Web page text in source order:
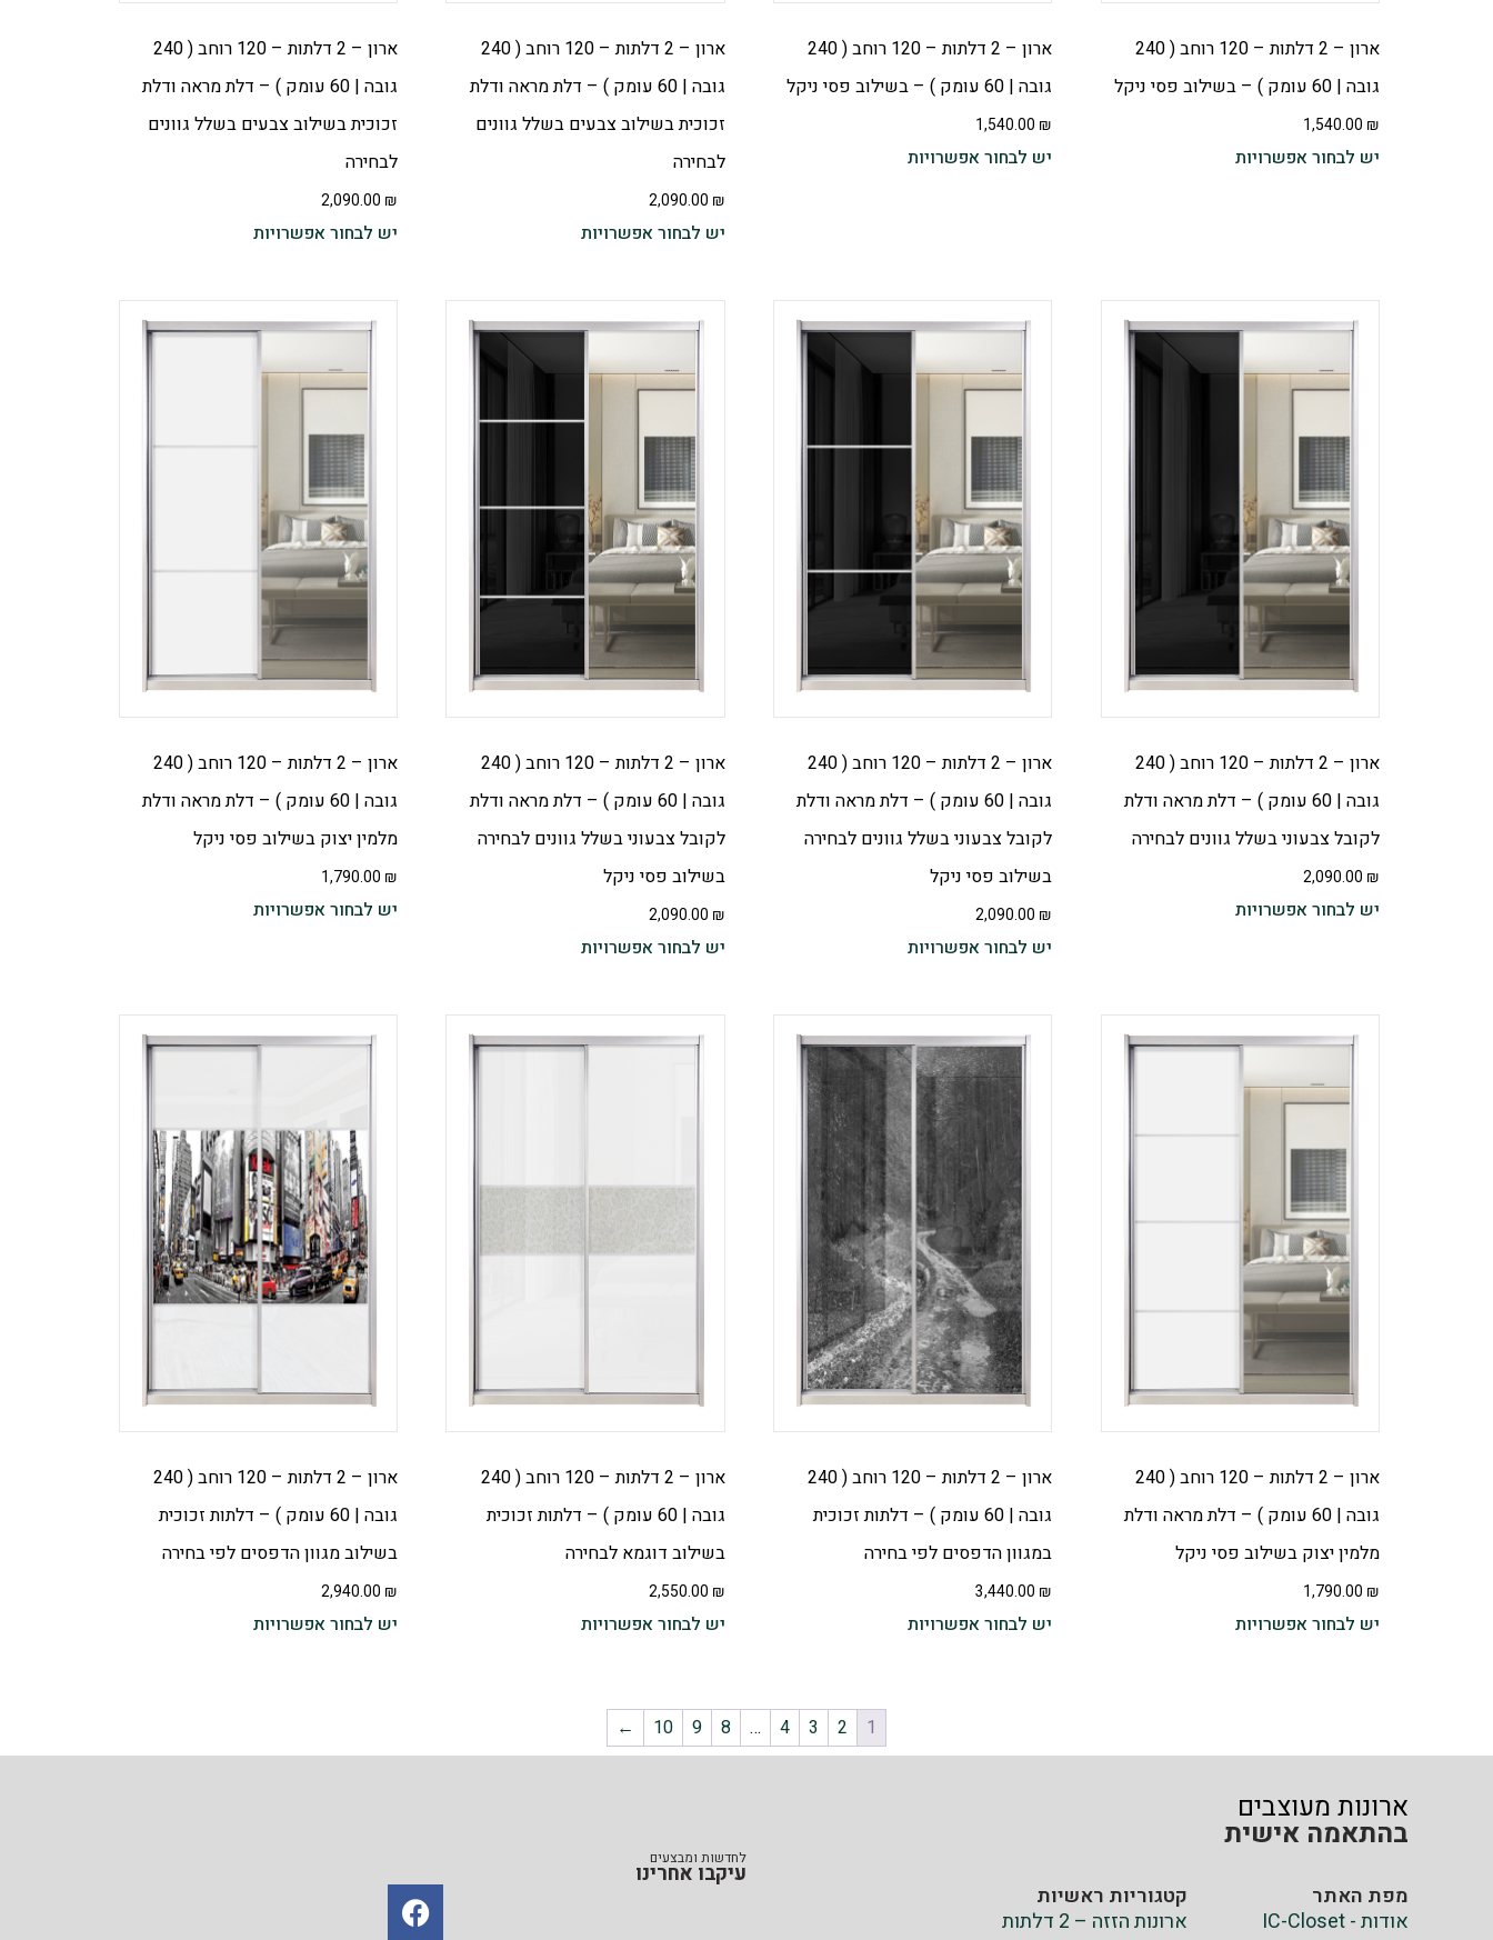
ארון – 2 דלתות – 120 רוחב ( 240
גובה | 60 עומק ) – בשילוב פסי ניקל
1,540.00 ₪
יש לבחור אפשרויות
ארון – 2 דלתות – 120 רוחב ( 240
גובה | 60 עומק ) – בשילוב פסי ניקל
1,540.00 ₪
יש לבחור אפשרויות
ארון – 2 דלתות – 120 רוחב ( 240
גובה | 60 עומק ) – דלת מראה ודלת
זכוכית בשילוב צבעים בשלל גוונים
לבחירה
2,090.00 ₪
יש לבחור אפשרויות
ארון – 2 דלתות – 120 רוחב ( 240
גובה | 60 עומק ) – דלת מראה ודלת
זכוכית בשילוב צבעים בשלל גוונים
לבחירה
2,090.00 ₪
יש לבחור אפשרויות
ארון – 2 דלתות – 120 רוחב ( 240
גובה | 60 עומק ) – דלת מראה ודלת
לקובל צבעוני בשלל גוונים לבחירה
2,090.00 ₪
יש לבחור אפשרויות
ארון – 2 דלתות – 120 רוחב ( 240
גובה | 60 עומק ) – דלת מראה ודלת
לקובל צבעוני בשלל גוונים לבחירה
בשילוב פסי ניקל
2,090.00 ₪
יש לבחור אפשרויות
ארון – 2 דלתות – 120 רוחב ( 240
גובה | 60 עומק ) – דלת מראה ודלת
לקובל צבעוני בשלל גוונים לבחירה
בשילוב פסי ניקל
2,090.00 ₪
יש לבחור אפשרויות
ארון – 2 דלתות – 120 רוחב ( 240
גובה | 60 עומק ) – דלת מראה ודלת
מלמין יצוק בשילוב פסי ניקל
1,790.00 ₪
יש לבחור אפשרויות
ארון – 2 דלתות – 120 רוחב ( 240
גובה | 60 עומק ) – דלת מראה ודלת
מלמין יצוק בשילוב פסי ניקל
1,790.00 ₪
יש לבחור אפשרויות
ארון – 2 דלתות – 120 רוחב ( 240
גובה | 60 עומק ) – דלתות זכוכית
במגוון הדפסים לפי בחירה
3,440.00 ₪
יש לבחור אפשרויות
ארון – 2 דלתות – 120 רוחב ( 240
גובה | 60 עומק ) – דלתות זכוכית
בשילוב דוגמא לבחירה
2,550.00 ₪
יש לבחור אפשרויות
ארון – 2 דלתות – 120 רוחב ( 240
גובה | 60 עומק ) – דלתות זכוכית
בשילוב מגוון הדפסים לפי בחירה
2,940.00 ₪
יש לבחור אפשרויות
1
2
3
4
…
8
9
10
←
ארונות מעוצבים
בהתאמה אישית
מפת האתר
אודות - IC-Closet
קטגוריות ראשיות
ארונות הזזה – 2 דלתות
לחדשות ומבצעים
עיקבו אחרינו